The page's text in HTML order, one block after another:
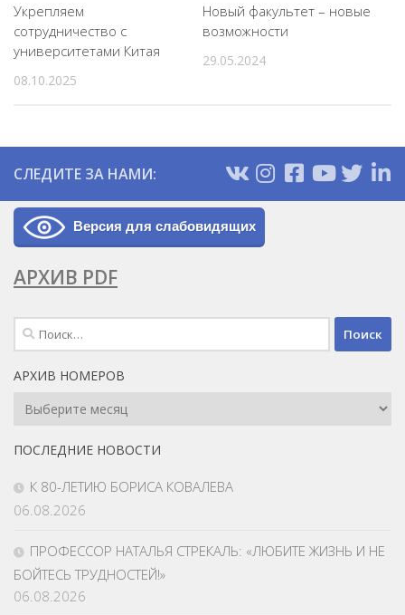
Укрепляем
сотрудничество c
университетами Китая
08.10.2025
Новый факультет – новые
возможности
29.05.2024
СЛЕДИТЕ ЗА НАМИ:
Версия для слабовидящих
АРХИВ PDF
Найти:
АРХИВ НОМЕРОВ
Архив
ПОСЛЕДНИЕ НОВОСТИ
К 80-ЛЕТИЮ БОРИСА КОВАЛЕВА
06.08.2026
ПРОФЕССОР НАТАЛЬЯ СТРЕКАЛЬ: «ЛЮБИТЕ ЖИЗНЬ И НЕ
БОЙТЕСЬ ТРУДНОСТЕЙ!»
06.08.2026